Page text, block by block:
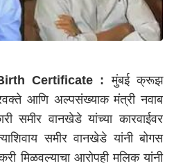
Certificate : मुंबई क्रूझ
आणि अल्पसंख्याक मंत्री नवाब
समीर वानखेडे यांच्या कारवाईवर
समीर वानखेडे यांनी बोगस
मिळवल्याचा आरोपही मलिक यांनी